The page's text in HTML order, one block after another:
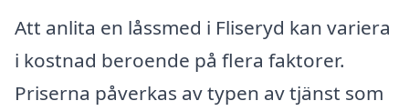
Att anlita en låssmed i Fliseryd kan variera
i kostnad beroende på flera faktorer.
Priserna påverkas av typen av tjänst som